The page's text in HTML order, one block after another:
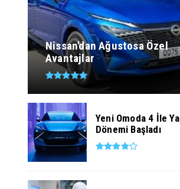
Nissan'dan Ağustosa Özel
Avantajlar
Yeni Omoda 4 İle
Dönemi Başladı